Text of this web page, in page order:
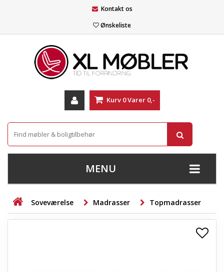
Kontakt os
Ønskeliste
Kurv 0Varer 0,-
MENU
+
STUE
+
Soveværelse Madrasser Topmadrasser